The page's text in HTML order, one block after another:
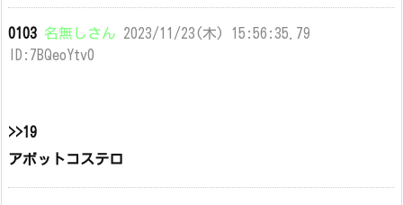
0103 名無しさん 2023/11/23(木) 15:56:35.79
ID:7BQeoYtv0
>>19
アボットコステロ